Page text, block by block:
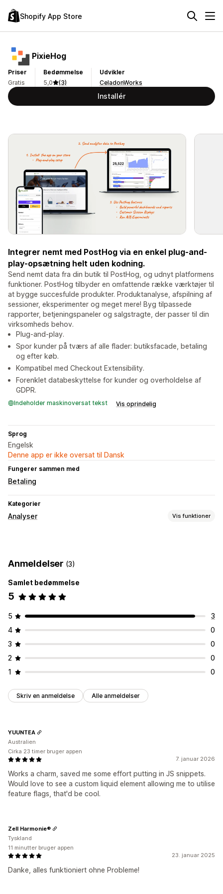
Shopify App Store
PixieHog
Priser
Gratis
Bedømmelse
5,0
(3)
Udvikler
CeladonWorks
Installér
Integrer nemt med PostHog via en enkel plug-and-
play-opsætning helt uden kodning.
Send nemt data fra din butik til PostHog, og udnyt platformens
funktioner. PostHog tilbyder en omfattende række værktøjer til
at bygge succesfulde produkter. Produktanalyse, afspilning af
sessioner, eksperimenter og meget mere! Byg tilpassede
rapporter, betjeningspaneler og salgstragte, der passer til din
virksomheds behov.
Plug-and-play.
Spor kunder på tværs af alle flader: butiksfacade, betaling
og efter køb.
Kompatibel med Checkout Extensibility.
Forenklet databeskyttelse for kunder og overholdelse af
GDPR.
Indeholder maskinoversat tekst Vis oprindelig
Sprog
Engelsk
Denne app er ikke oversat til Dansk
Fungerer sammen med
Betaling
Kategorier
Analyser Vis funktioner
Genafspilning af session
Sidevisninger
Besøgendes IP
Markedsføring og salg
Visualiseringer og rapporter
Tilpassede kontrolpaneler Tilpassede rapporter
GDPR-overholdelse
Anmeldelser (3)
Samlet bedømmelse
5
5
3
4
0
3
0
2
0
1
0
Skriv en anmeldelse Alle anmeldelser
7. januar 2026
Works a charm, saved me some effort putting in JS snippets.
Would love to see a custom liquid element allowing me to utilise
feature flags, that'd be cool.
YUUNTEA
Australien
Cirka 23 timer bruger appen
23. januar 2025
Danke, alles funktioniert ohne Probleme!
Zell Harmonie®
Tyskland
11 minutter bruger appen